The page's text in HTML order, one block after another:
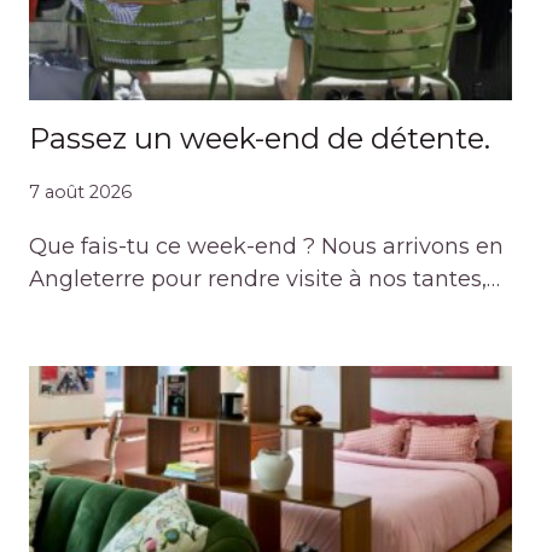
Passez un week-end de détente.
7 août 2026
Que fais-tu ce week-end ? Nous arrivons en
Angleterre pour rendre visite à nos tantes,…